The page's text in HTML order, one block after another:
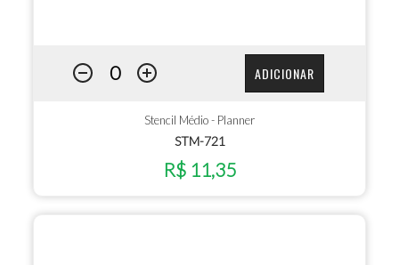
ADICIONAR
Stencil Médio - Planner
STM-721
R$ 11,35